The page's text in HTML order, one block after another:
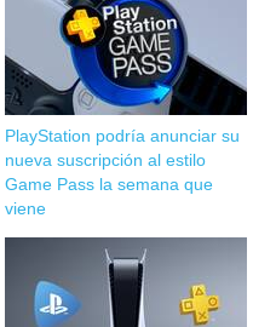
PlayStation podría anunciar su
nueva suscripción al estilo
Game Pass la semana que
viene